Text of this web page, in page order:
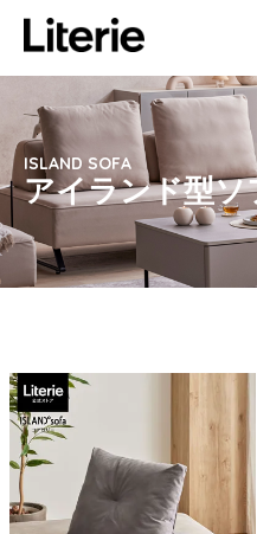
ISLAND SOFA
アイランド型ソ